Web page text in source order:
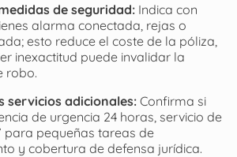
de seguridad:Indica con
alarma conectada, rejas o
esto reduce el coste de la póliza,
inexactitud puede invalidar la
robo.
servicios adicionales:Confirma si
de urgencia 24 horas, servicio de
para pequeñas tareas de
y cobertura de defensa jurídica.